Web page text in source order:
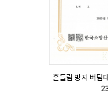
흔들림 방지 버팀